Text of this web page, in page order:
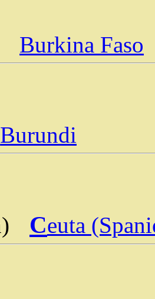
Burkina Faso
Burundi
Ceuta